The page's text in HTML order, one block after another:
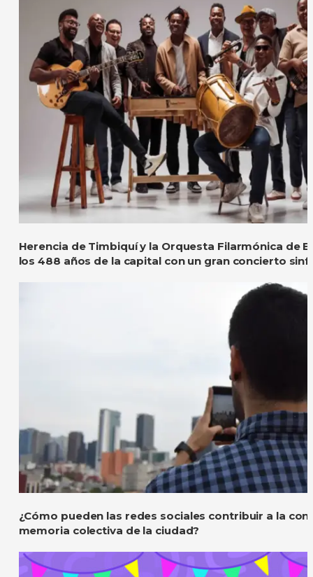
Herencia de Timbiquí y la Orquesta Filarmónica de
los 488 años de la capital con un gran concierto
¿Cómo pueden las redes sociales contribuir a la
memoria colectiva de la ciudad?